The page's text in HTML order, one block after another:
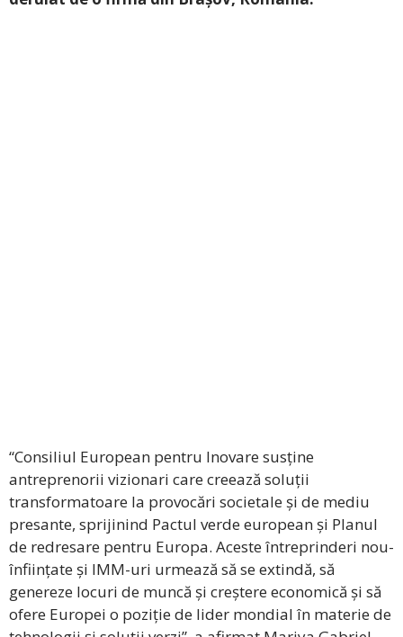
“Consiliul European pentru Inovare susține
antreprenorii vizionari care creează soluții
transformatoare la provocări societale și de mediu
presante, sprijinind Pactul verde european și Planul
de redresare pentru Europa. Aceste întreprinderi nou-
înființate și IMM-uri urmează să se extindă, să
genereze locuri de muncă și creștere economică și să
ofere Europei o poziție de lider mondial în materie de